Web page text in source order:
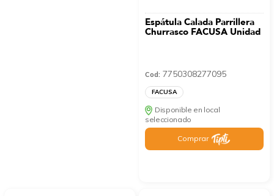
Espátula Calada Parrillera
Churrasco FACUSA Unidad
Cod: 7750308277095
FACUSA
Disponible en local
seleccionado
Comprar